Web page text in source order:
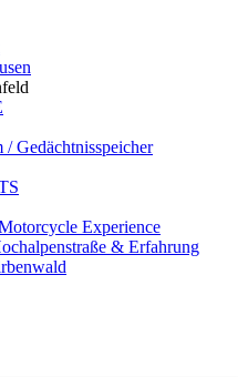
/ Gedächtnisspeicher
Experience
& Erfahrung